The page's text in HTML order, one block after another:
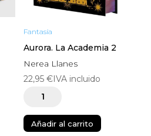
Fantasía
Aurora. La Academia 2
Nerea Llanes
22,95€IVA incluido
Aurora.
Academia
Añadir al carrito